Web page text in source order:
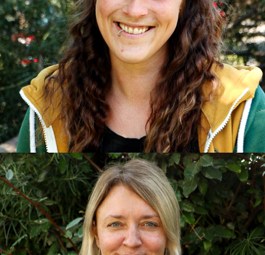
Lisa
Erzieherin, Pikler Fachfrau